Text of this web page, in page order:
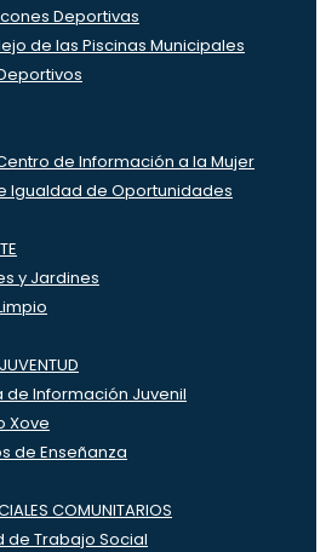
Deportivas
de las Piscinas Municipales
de Información a la Mujer
Igualdad de Oportunidades
y Jardines
de Información Juvenil
Xove
de Enseñanza
COMUNITARIOS
de Trabajo Social